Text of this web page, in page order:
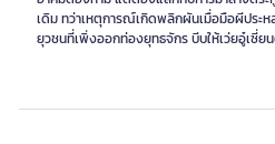
เดิม ทว่าเหตุการณ์เกิดพลิกผันเมื่อมือผีประ
ยุวชนที่เพิ่งออกท่องยุทธจักร บีบให้เว่ยอู๋เซี่ย